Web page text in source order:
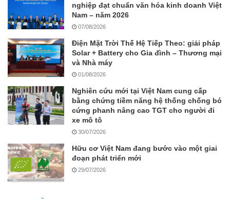
nghiệp đạt chuẩn văn hóa kinh doanh Việt
Nam – năm 2026
07/08/2026
Điện Mặt Trời Thế Hệ Tiếp Theo: giải pháp
Solar + Battery cho Gia đình – Thương mại
và Nhà máy
01/08/2026
Nghiên cứu mới tại Việt Nam cung cấp
bằng chứng tiềm năng hệ thống chống bó
cứng phanh nâng cao TGT cho người đi
xe mô tô
30/07/2026
Hữu cơ Việt Nam đang bước vào một giai
đoạn phát triển mới
29/07/2026